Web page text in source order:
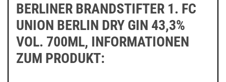
BERLINER BRANDSTIFTER 1. FC
UNION BERLIN DRY GIN 43,3%
VOL. 700ML, INFORMATIONEN
ZUM PRODUKT: